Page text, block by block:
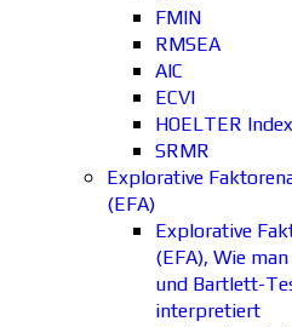
FMIN
RMSEA
AIC
ECVI
HOELTER Index
SRMR
Explorative
(EFA)
Explorative
(EFA), Wie
und Bartlett-
interpretiert